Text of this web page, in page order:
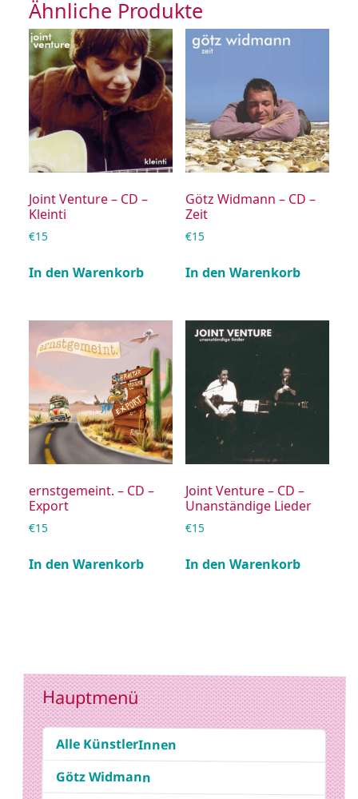
Hauptmenü
Alle KünstlerInnen
Götz Widmann
Ähnliche Produkte
Joint Venture – CD –
Kleinti
€15
In den Warenkorb
Götz Widmann – CD –
Zeit
€15
In den Warenkorb
ernstgemeint. – CD –
Export
€15
In den Warenkorb
Joint Venture – CD –
Unanständige Lieder
€15
In den Warenkorb